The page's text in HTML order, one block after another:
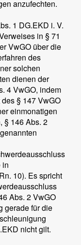
anzufechten.
1 DG.EKD i. V.
in § 71
VwGO über die
des
solchen
dienen der
4 VwGO, indem
§ 147 VwGO
einmonatigen
§ 146 Abs. 2
in
10). Es spricht
Abs. 2 VwGO
gerade für die
nicht gilt.